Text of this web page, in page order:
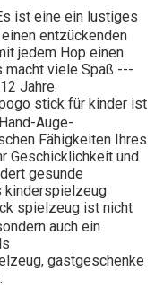
ist eine ein lustiges
entzückenden
jedem Hop einen
macht viele Spaß ---
Jahre.
stick für kinder ist
Auge-
Fähigkeiten Ihres
Geschicklichkeit und
gesunde
kinderspielzeug
spielzeug ist nicht
auch ein
gastgeschenke